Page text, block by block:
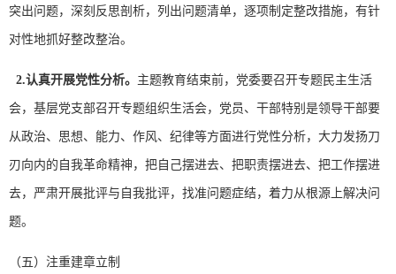
突出问题，深刻反思剖析，列出问题清单，逐项制定整改措施，有针
对性地抓好整改整治。
2.认真开展党性分析。 主题教育结束前，党委要召开专题民主生活
会，基层党支部召开专题组织生活会，党员、干部特别是领导干部要
从政治、思想、能力、作风、纪律等方面进行党性分析，大力发扬刀
刃向内的自我革命精神，把自己摆进去、把职责摆进去、把工作摆进
去，严肃开展批评与自我批评，找准问题症结，着力从根源上解决问
题。
（五）注重建章立制